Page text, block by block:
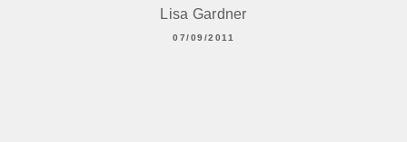
Lisa Gardner
07/09/2011